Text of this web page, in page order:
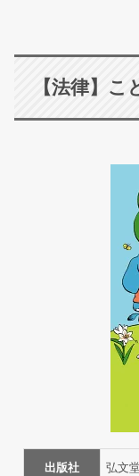
【法律】
出版社 弘文